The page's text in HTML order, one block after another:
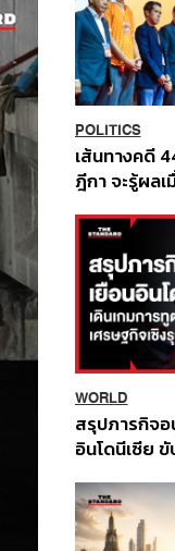
POLITICS
เส้นทางคดี
ฎีกา จะรู้ผลเ
WORLD
สรุปภารกิจ
อินโดนีเซีย
ส่วนยุทธศา
อินโดนีเซีย